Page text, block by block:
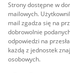
Strony dostępne w
mailowych.
mail zgadza się na
dobrowolnie
odpowiedzi na
każdą z jednostek
osobowych.